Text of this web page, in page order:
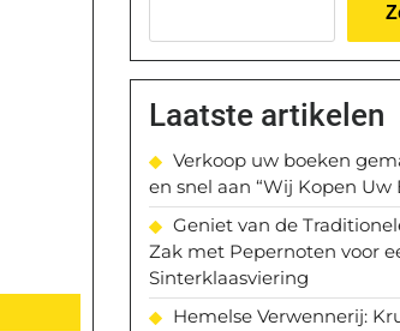
Laatste artikelen
Verkoop uw boeken
en snel aan “Wij Kopen Uw
Geniet van de
Zak met Pepernoten voor
Sinterklaasviering
Hemelse Verwennerij: